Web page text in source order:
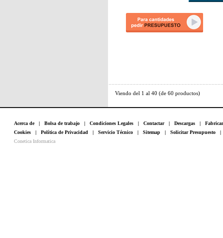
Viendo del 1 al 40 (de 60 productos)
Acerca de| Bolsa de trabajo | Condiciones Legales | Contactar| Descargas |
Cookies | Política de Privacidad | Servicio Técnico | Sitemap | Solicitar Presupuesto
Conetica Informatica